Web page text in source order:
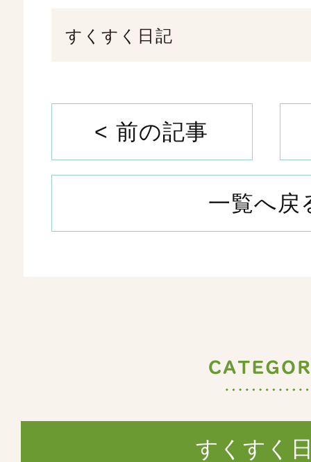
すくすく日記
< 前の記事
一覧へ戻
すくすく